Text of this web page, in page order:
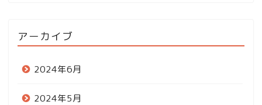
アーカイブ
2024年6月
2024年5月